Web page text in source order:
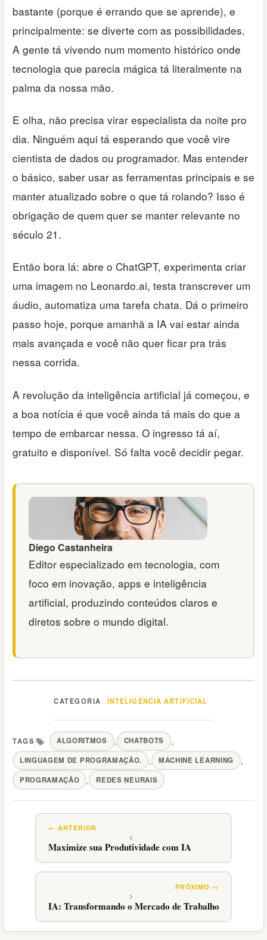
bastante (porque é errando que se aprende), e
principalmente: se diverte com as possibilidades.
A gente tá vivendo num momento histórico onde
tecnologia que parecia mágica tá literalmente na
palma da nossa mão.
E olha, não precisa virar especialista da noite pro
dia. Ninguém aqui tá esperando que você vire
cientista de dados ou programador. Mas entender
o básico, saber usar as ferramentas principais e se
manter atualizado sobre o que tá rolando? Isso é
obrigação de quem quer se manter relevante no
século 21.
Então bora lá: abre o ChatGPT, experimenta criar
uma imagem no Leonardo.ai, testa transcrever um
áudio, automatiza uma tarefa chata. Dá o primeiro
passo hoje, porque amanhã a IA vai estar ainda
mais avançada e você não quer ficar pra trás
nessa corrida.
A revolução da inteligência artificial já começou, e
a boa notícia é que você ainda tá mais do que a
tempo de embarcar nessa. O ingresso tá aí,
gratuito e disponível. Só falta você decidir pegar.
Diego Castanheira
Editor especializado em tecnologia, com
foco em inovação, apps e inteligência
artificial, produzindo conteúdos claros e
diretos sobre o mundo digital.
Categorias INTELIGÊNCIA ARTIFICIAL
Tags
ALGORITMOS , CHATBOTS ,
LINGUAGEM DE PROGRAMAÇÃO. , MACHINE LEARNING ,
PROGRAMAÇÃO , REDES NEURAIS
Maximize sua Produtividade com IA
IA: Transformando o Mercado de Trabalho